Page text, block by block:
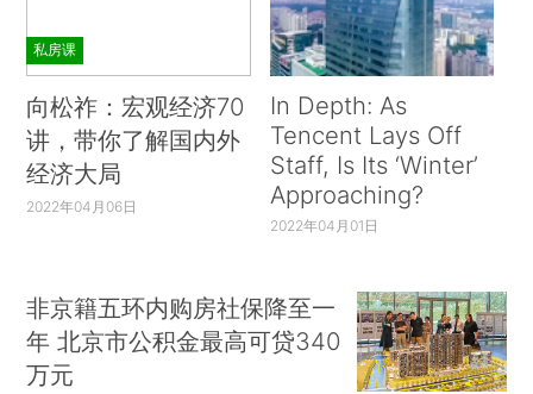
私房课
向松祚：宏观经济70
讲，带你了解国内外
经济大局
2022年04月06日
In Depth: As
Tencent Lays Off
Staff, Is Its ‘Winter’
Approaching?
2022年04月01日
非京籍五环内购房社保降至一
年 北京市公积金最高可贷340
万元